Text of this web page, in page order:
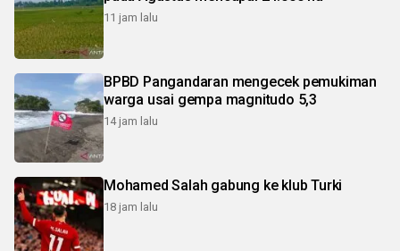
11 jam lalu
BPBD Pangandaran mengecek pemukiman
warga usai gempa magnitudo 5,3
14 jam lalu
Mohamed Salah gabung ke klub Turki
18 jam lalu